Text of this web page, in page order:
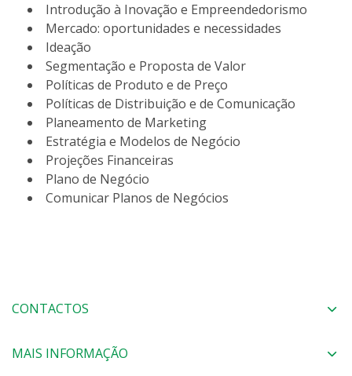
Introdução à Inovação e Empreendedorismo
Mercado: oportunidades e necessidades
Ideação
Segmentação e Proposta de Valor
Políticas de Produto e de Preço
Políticas de Distribuição e de Comunicação
Planeamento de Marketing
Estratégia e Modelos de Negócio
Projeções Financeiras
Plano de Negócio
Comunicar Planos de Negócios
CONTACTOS
MAIS INFORMAÇÃO